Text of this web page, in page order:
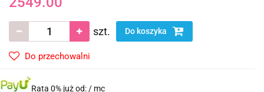
szt. Do koszyka
Do przechowalni
Rata 0% już od:/ mc